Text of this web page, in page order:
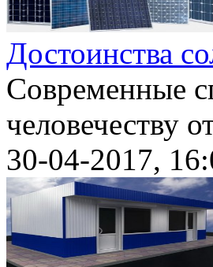
Достоинства
Современные
человечеству
30-04-2017,